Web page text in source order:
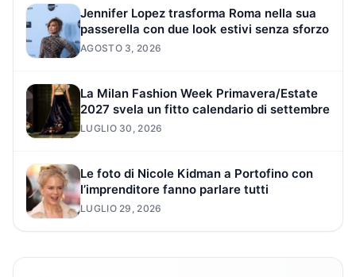
Jennifer Lopez trasforma Roma nella sua
passerella con due look estivi senza sforzo
AGOSTO 3, 2026
La Milan Fashion Week Primavera/Estate
2027 svela un fitto calendario di settembre
LUGLIO 30, 2026
Le foto di Nicole Kidman a Portofino con
l’imprenditore fanno parlare tutti
LUGLIO 29, 2026